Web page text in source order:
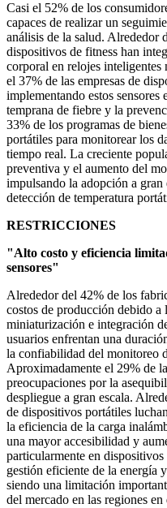
Casi el 52% de los
capaces de realizar un
análisis de la salud. Alrededor
dispositivos de fitness han
corporal en relojes
el 37% de las empresas de
implementando estos sensores
temprana de fiebre y la
33% de los programas de
portátiles para monitorear los
tiempo real. La creciente
preventiva y el aumento del
impulsando la adopción a gran
detección de temperatura
RESTRICCIONES
"Alto costo y eficiencia
sensores"
Alrededor del 42% de los
costos de producción debido a
miniaturización e integración
usuarios enfrentan una
la confiabilidad del monitoreo
Aproximadamente el 29% de
preocupaciones por la
despliegue a gran escala.
de dispositivos portátiles
la eficiencia de la carga
una mayor accesibilidad y
particularmente en
gestión eficiente de la energía
siendo una limitación
del mercado en las regiones en